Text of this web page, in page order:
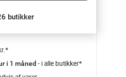
butikker
i 1 måned - i alle butikker*